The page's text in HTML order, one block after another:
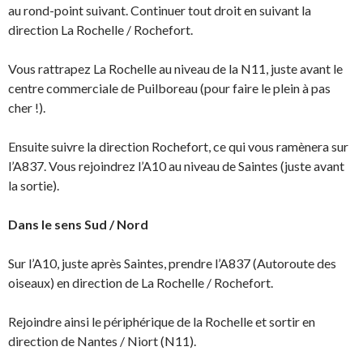
au rond-point suivant. Continuer tout droit en suivant la
direction La Rochelle / Rochefort.
Vous rattrapez La Rochelle au niveau de la N11, juste avant le
centre commerciale de Puilboreau (pour faire le plein à pas
cher !).
Ensuite suivre la direction Rochefort, ce qui vous ramènera sur
l’A837. Vous rejoindrez l’A10 au niveau de Saintes (juste avant
la sortie).
Dans le sens Sud / Nord
Sur l’A10, juste après Saintes, prendre l’A837 (Autoroute des
oiseaux) en direction de La Rochelle / Rochefort.
Rejoindre ainsi le périphérique de la Rochelle et sortir en
direction de Nantes / Niort (N11).